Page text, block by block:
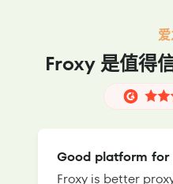
Froxy 是值得
Good platform for
Froxy is better